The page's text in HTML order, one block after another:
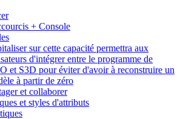
+ Console
sur cette capacité permettra aux
d'intégrer entre le programme de
et S3D pour éviter d'avoir à reconstruire un
à partir de zéro
et collaborer
et styles d'attributs